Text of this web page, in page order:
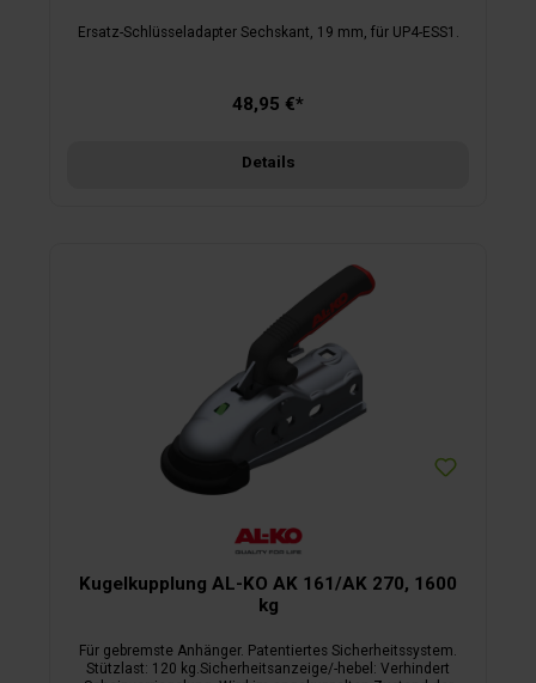
Ersatz-Schlüsseladapter Sechskant, 19 mm, für UP4-ESS1.
48,95 €*
Details
Kugelkupplung AL-KO AK 161/AK 270, 1600
kg
Für gebremste Anhänger. Patentiertes Sicherheitssystem.
Stützlast: 120 kg.Sicherheitsanzeige/-hebel: Verhindert